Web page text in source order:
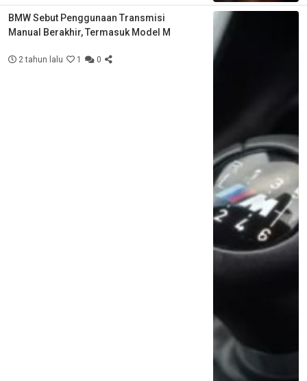
BMW Sebut Penggunaan Transmisi
Manual Berakhir, Termasuk Model M
2 tahun lalu 1 0